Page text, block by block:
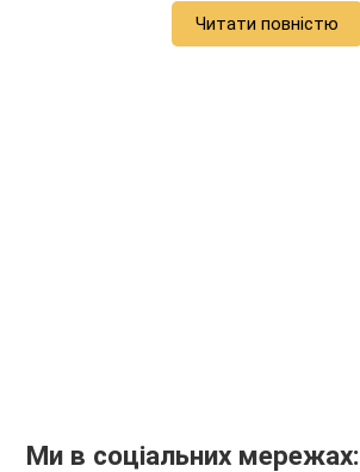
Читати повністю
Ми в соціальних мережах: